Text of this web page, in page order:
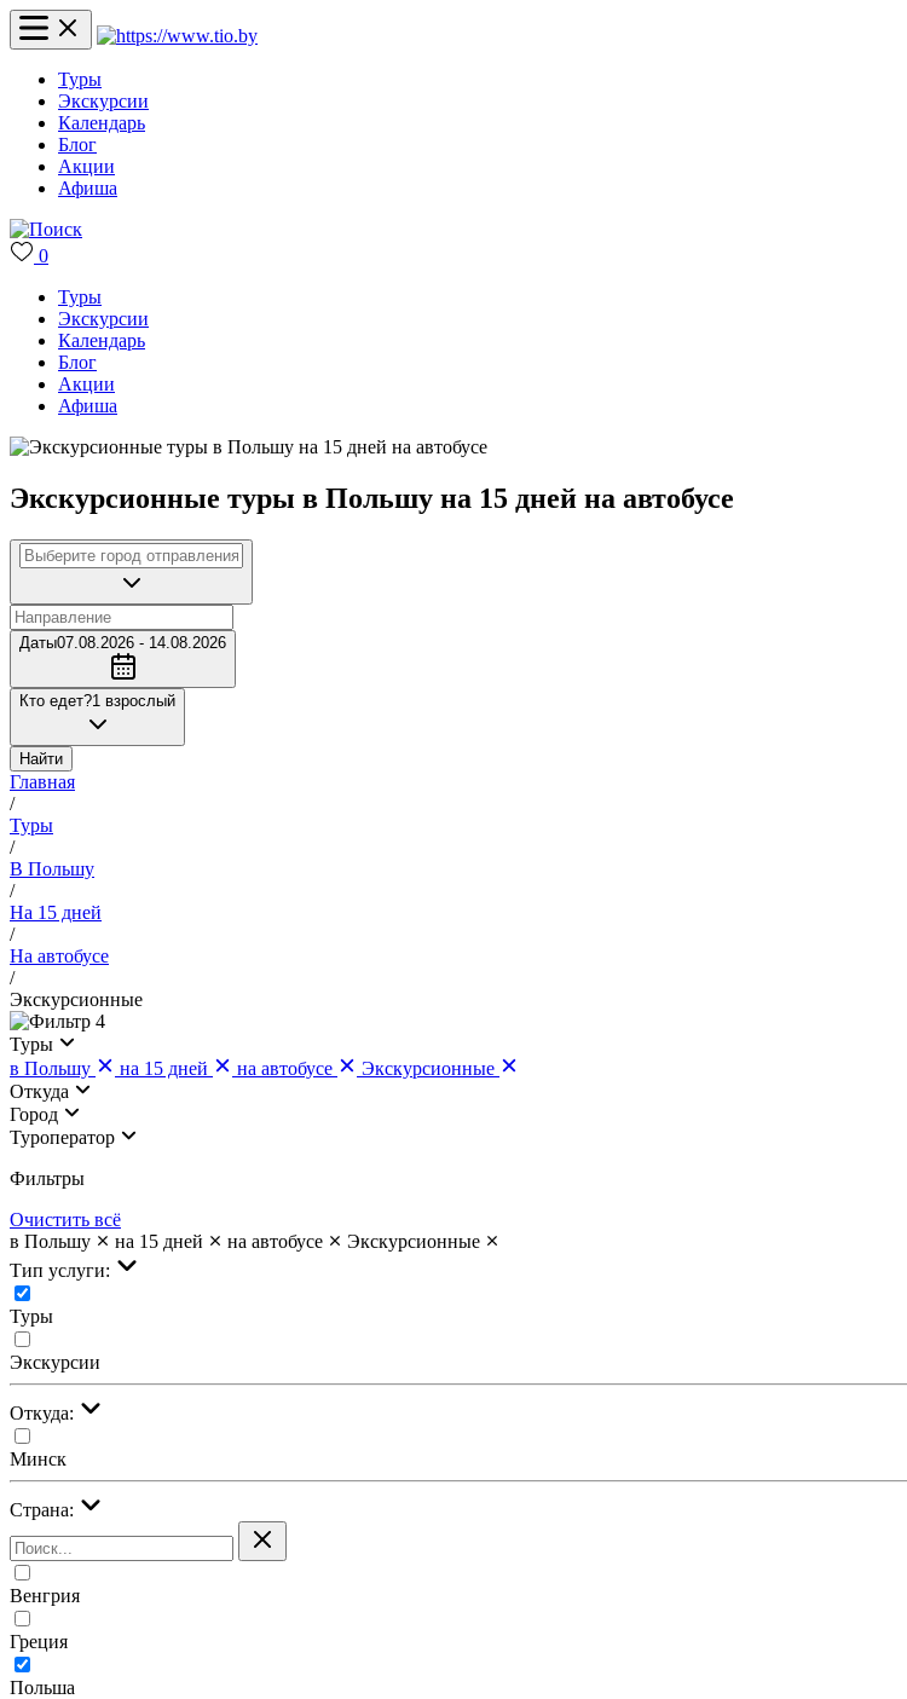
Туры
Экскурсии
Календарь
Блог
Акции
Афиша
0
Туры
Экскурсии
Календарь
Блог
Акции
Афиша
Экскурсионные туры в Польшу на 15 дней на автобусе
Даты07.08.2026 - 14.08.2026
Кто едет?1 взрослый
Найти
Главная
/
Туры
/
В Польшу
/
На 15 дней
/
На автобусе
/
Экскурсионные
4
Туры
в Польшу
на 15 дней на автобусе
Экскурсионные
Откуда
Город
Туроператор
Фильтры
Очистить всё
в Польшу
на 15 дней на автобусе
Экскурсионные
Тип услуги:
Туры
Экскурсии
Откуда:
Минск
Страна:
Венгрия
Греция
Польша